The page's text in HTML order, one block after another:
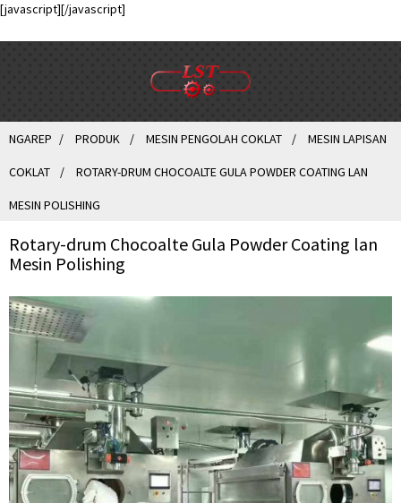
[javascript][/javascript]
NGAREP PRODUK MESIN PENGOLAH COKLAT MESIN LAPISAN
COKLAT ROTARY-DRUM CHOCOALTE GULA POWDER COATING LAN
MESIN POLISHING
Rotary-drum Chocoalte Gula Powder Coating lan
Mesin Polishing